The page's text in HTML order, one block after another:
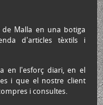
de Malla en una botiga
d'articles tèxtils i
en l'esforç diari, en el
i que el nostre client
i consultes.